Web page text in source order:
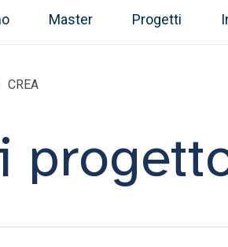
Master Progetti
CREA